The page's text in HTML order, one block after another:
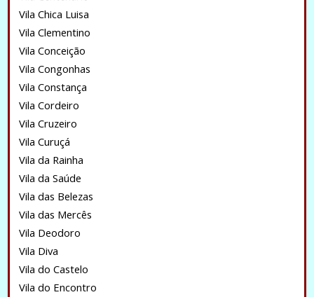
Vila Chica Luisa
Vila Clementino
Vila Conceição
Vila Congonhas
Vila Constança
Vila Cordeiro
Vila Cruzeiro
Vila Curuçá
Vila da Rainha
Vila da Saúde
Vila das Belezas
Vila das Mercês
Vila Deodoro
Vila Diva
Vila do Castelo
Vila do Encontro